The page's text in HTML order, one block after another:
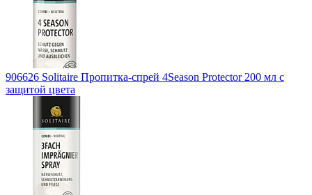
906626 Solitaire Пропитка-спрей 4Season Protector 200 мл с
защитой цвета